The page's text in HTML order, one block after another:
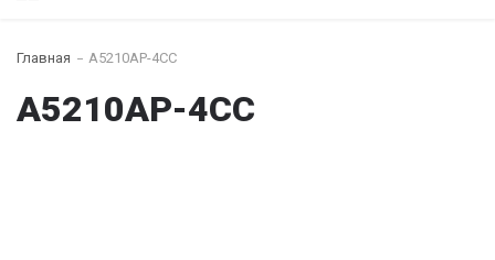
Главная A5210AP-4CC
A5210AP-4CC